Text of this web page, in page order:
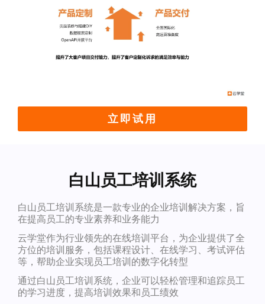
立即试用
白山员工培训系统
白山员工培训系统是一款专业的企业培训解决方案，旨
在提高员工的专业素养和业务能力
云学堂作为行业领先的在线培训平台，为企业提供了全
方位的培训服务，包括课程设计、在线学习、考试评估
等，帮助企业实现员工培训的数字化转型
通过白山员工培训系统，企业可以轻松管理和追踪员工
的学习进度，提高培训效果和员工绩效